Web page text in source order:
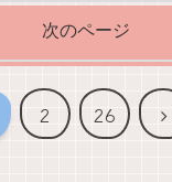
次のページ
2 26
次